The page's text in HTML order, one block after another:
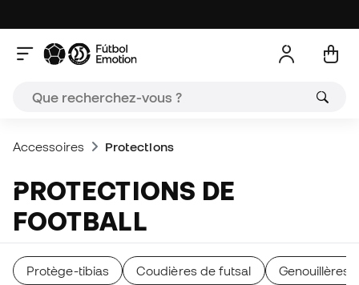
Accessoires Protections
PROTECTIONS DE
FOOTBALL
Protège-tibias Coudières de futsal Genouillères